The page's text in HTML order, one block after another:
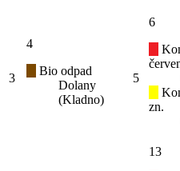
3
4
Bio odpad
Dolany
(Kladno)
5
6
zn.
13